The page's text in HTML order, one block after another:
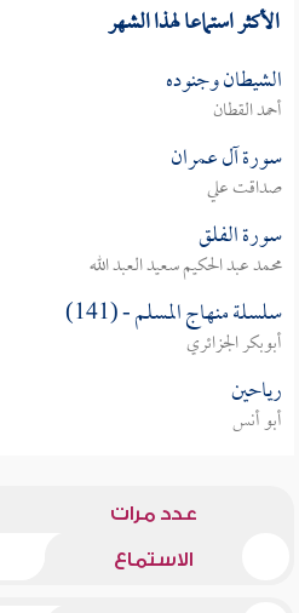
الأكثر استماعا لهذا الشهر
الشيطان وجنوده
أحمد القطان
سورة آل عمران
صداقت علي
سورة الفلق
محمد عبد الحكيم سعيد العبد الله
سلسلة منهاج المسلم - (141)
أبوبكر الجزائري
رياحين
أبو أنس
عدد مرات
الاستماع